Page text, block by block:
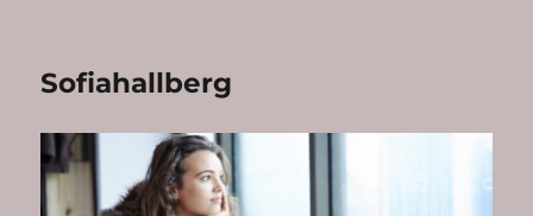
Sofiahallberg